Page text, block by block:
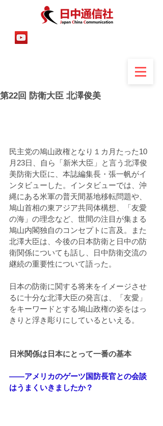
第22回 防衛大臣 北澤俊美
民主党の鳩山政権となり１カ月たった10
月23日、自ら「新米大臣」と言う北澤俊
美防衛大臣に、本誌編集長・張一帆がイ
ンタビューした。インタビューでは、沖
縄にある米軍の普天間基地移転問題や、
鳩山首相の東アジア共同体構想、「友愛
の海」の理念など、世間の注目が集まる
鳩山内閣独自のコンセプトに言及。また
北澤大臣は、今後の日本防衛と日中の防
衛関係についても話し、日中防衛交流の
継続の重要性について語った。
日本の防衛に関する将来をイメージさせ
るに十分な北澤大臣の発言は、「友愛」
をキーワードとする鳩山政権の姿をはっ
きりと浮き彫りにしているといえる。
日米関係は日本にとって一番の基本
――アメリカのゲーツ国防長官との会談
はうまくいきましたか？